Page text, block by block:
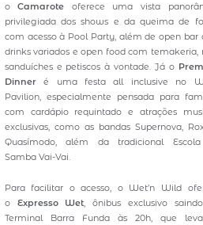
oCamarote oferece uma vista
privilegiada dos shows e da queima de
com acesso à Pool Party, além de open bar
drinks variados e open food com temakeria,
sanduíches e petiscos à vontade. Já o
Dinneré uma festa all inclusive no
Pavilion, especialmente pensada para
com cardápio requintado e atrações
exclusivas, como as bandas Supernova,
Quasímodo, além da tradicional
Samba Vai-Vai.
Para facilitar o acesso, o Wet’n Wild
o Expresso Wet, ônibus exclusivo
Terminal Barra Funda às 20h, que